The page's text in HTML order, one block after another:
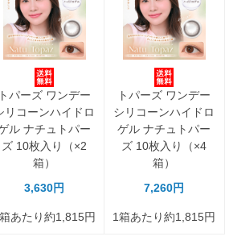
トパーズ ワンデー
リコーンハイドロ
ル ナチュトパー
ズ 10枚入り（×2
箱）
3,630円
あたり約1,815円
トパーズ ワンデー
シリコーンハイドロ
ゲル ナチュトパー
ズ 10枚入り（×4
箱）
7,260円
1箱あたり約1,815円